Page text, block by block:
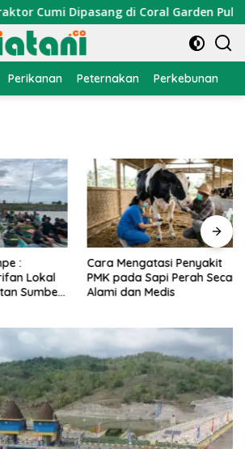
Dipasang di Coral Garden Pulau
Perikanan Peternakan Perkebunan
:
Lokal
Sumber
Cara Mengatasi Penyakit
PMK pada Sapi Perah Secara
Alami dan Medis